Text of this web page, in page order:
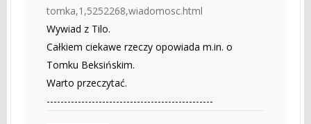
tomka,1,5252268,wiadomosc.html
Wywiad z Tilo.
Całkiem ciekawe rzeczy opowiada m.in. o
Tomku Beksińskim.
Warto przeczytać.
------------------------------------------------